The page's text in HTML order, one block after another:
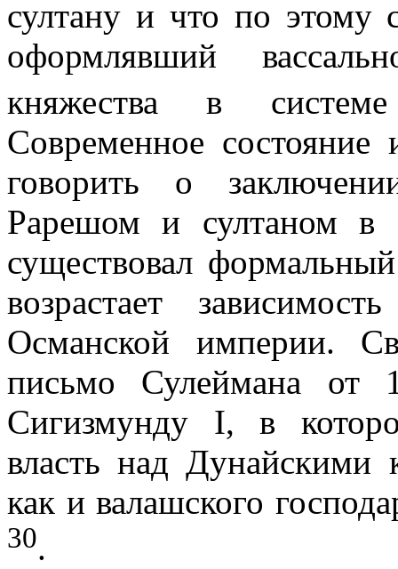
султану и что по этому
оформ­лявший
княжества в
Современное состояние
говорить о
Рарешом и султаном в
существовал
возрастает
Османской империи.
письмо Сулеймана от
Сигизмунду I, в
власть над Дунайскими
как и валашского
30.